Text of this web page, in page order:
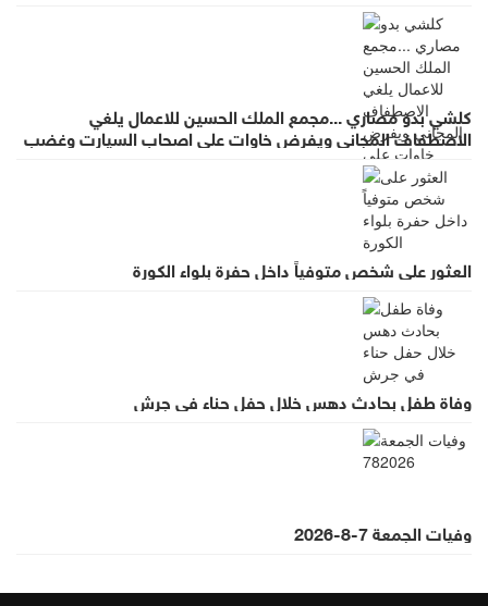
كلشي بدو مصاري ...مجمع الملك الحسين للاعمال يلغي
الاصطفاف المجاني ويفرض خاوات على اصحاب السيارت وغضب
واسع لقرار يطرد الاستثمار
العثور على شخص متوفياً داخل حفرة بلواء الكورة
وفاة طفل بحادث دهس خلال حفل حناء في جرش
وفيات الجمعة 7-8-2026